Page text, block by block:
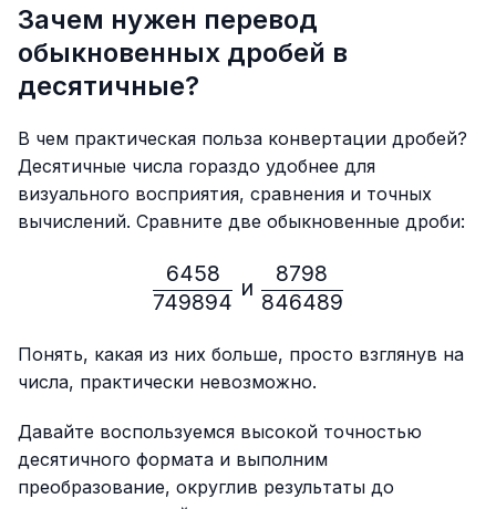
Зачем нужен перевод
обыкновенных дробей в
десятичные?
В чем практическая польза конвертации дробей?
Десятичные числа гораздо удобнее для
визуального восприятия, сравнения и точных
вычислений. Сравните две обыкновенные дроби:
\frac{6458}{749894} \
749894
6458
и
846489
8798
Понять, какая из них больше, просто взглянув на
числа, практически невозможно.
Давайте воспользуемся высокой точностью
десятичного формата и выполним
преобразование, округлив результаты до